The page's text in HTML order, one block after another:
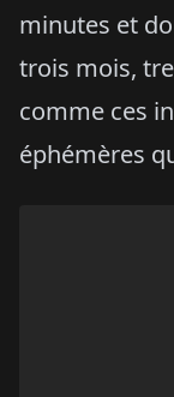
minutes et
trois mois,
comme ces
éphémères